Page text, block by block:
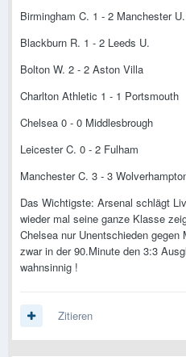
Birmingham C. 1 - 2 Manchester U.
Blackburn R. 1 - 2 Leeds U.
Bolton W. 2 - 2 Aston Villa
Charlton Athletic 1 - 1 Portsmouth
Chelsea 0 - 0 Middlesbrough
Leicester C. 0 - 2 Fulham
Manchester C. 3 - 3
Das Wichtigste: Arsenal schlägt
wieder mal seine ganze Klasse
Chelsea nur Unentschieden
zwar in der 90.Minute den 3:3
wahnsinnig !
Zitieren